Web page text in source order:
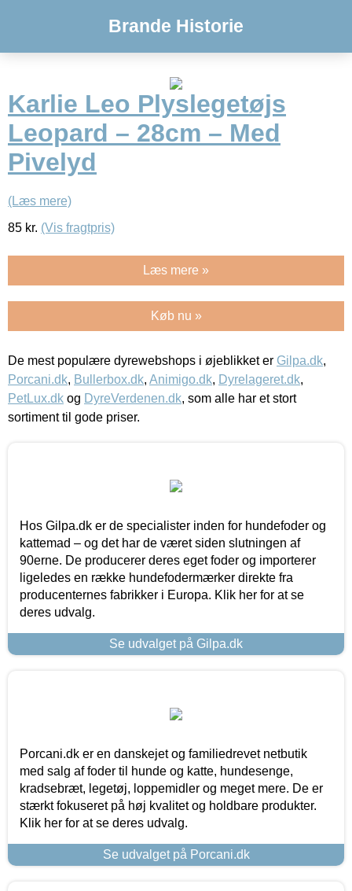
Brande Historie
Karlie Leo Plyslegetøjs
Leopard – 28cm – Med
Pivelyd
(Læs mere)
85 kr. (Vis fragtpris)
Læs mere »
Køb nu »
De mest populære dyrewebshops i øjeblikket er Gilpa.dk,
Porcani.dk, Bullerbox.dk, Animigo.dk, Dyrelageret.dk,
PetLux.dk og DyreVerdenen.dk, som alle har et stort
sortiment til gode priser.
Hos Gilpa.dk er de specialister inden for hundefoder og
kattemad – og det har de været siden slutningen af
90erne. De producerer deres eget foder og importerer
ligeledes en række hundefodermærker direkte fra
producenternes fabrikker i Europa. Klik her for at se
deres udvalg.
Se udvalget på Gilpa.dk
Porcani.dk er en danskejet og familiedrevet netbutik
med salg af foder til hunde og katte, hundesenge,
kradsebræt, legetøj, loppemidler og meget mere. De er
stærkt fokuseret på høj kvalitet og holdbare produkter.
Klik her for at se deres udvalg.
Se udvalget på Porcani.dk